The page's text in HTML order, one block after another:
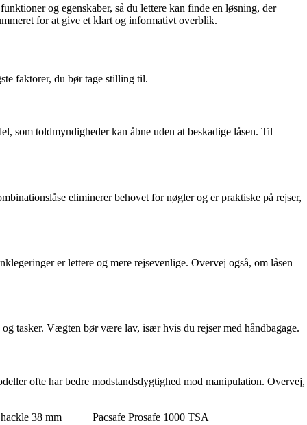
og egenskaber, så du lettere kan finde en løsning, der
for at give et klart og informativt overblik.
faktorer, du bør tage stilling til.
som toldmyndigheder kan åbne uden at beskadige låsen. Til
eliminerer behovet for nøgler og er praktiske på rejser,
er lettere og mere rejsevenlige. Overvej også, om låsen
tasker. Vægten bør være lav, især hvis du rejser med håndbagage.
ofte har bedre modstandsdygtighed mod manipulation. Overvej,
38 mm Pacsafe Prosafe 1000 TSA